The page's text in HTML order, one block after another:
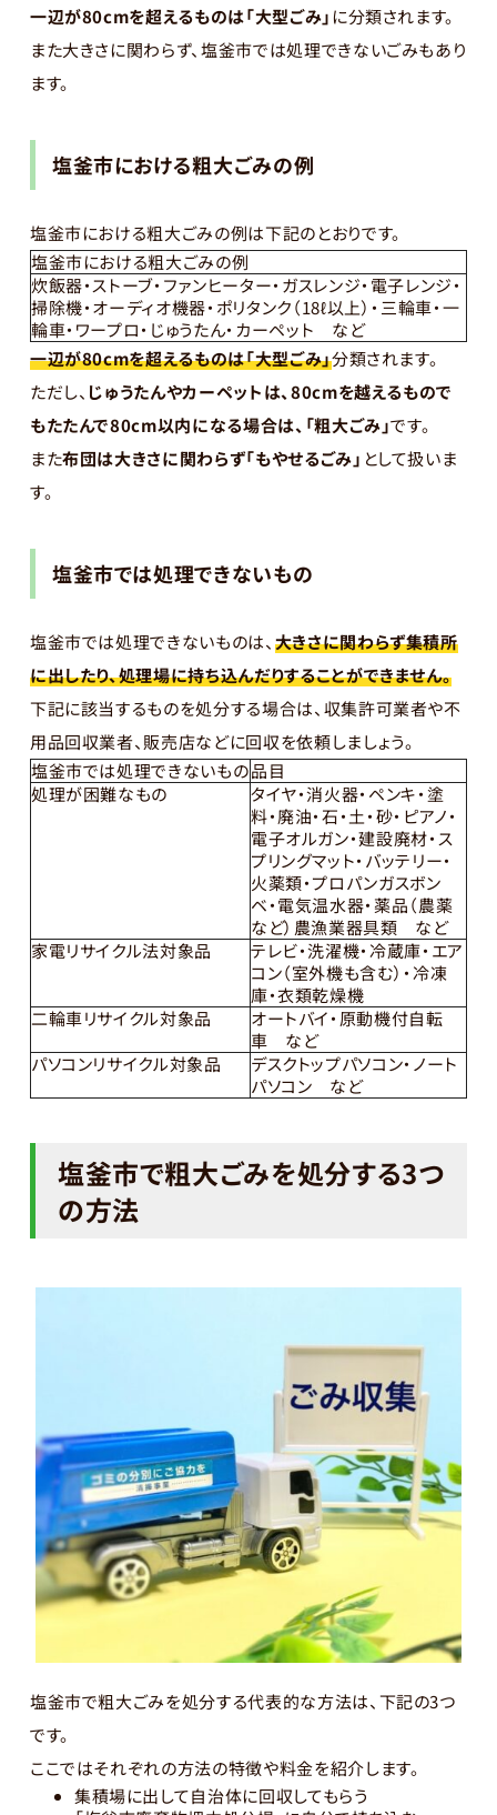
一辺が80cmを超えるものは「大型ごみ」に分類されます。
また大きさに関わらず、塩釜市では処理できないごみもあり
ます。
塩釜市における粗大ごみの例
塩釜市における粗大ごみの例は下記のとおりです。
塩釜市における粗大ごみの例
炊飯器・ストーブ・ファンヒーター・ガスレンジ・電子レンジ・
掃除機・オーディオ機器・ポリタンク（18ℓ以上）・三輪車・一
輪車・ワープロ・じゅうたん・カーペット など
一辺が80cmを超えるものは「大型ごみ」分類されます。
ただし、 じゅうたんやカーペットは、80cmを越えるもので
もたたんで80cm以内になる場合は、「粗大ごみ」です。
また布団は大きさに関わらず「もやせるごみ」 として扱いま
す。
塩釜市では処理できないもの
塩釜市では処理できないものは、 大きさに関わらず集積所
に出したり、処理場に持ち込んだりすることができません。
下記に該当するものを処分する場合は、収集許可業者や不
用品回収業者、販売店などに回収を依頼しましょう。
塩釜市では処理できないもの品目
処理が困難なもの
タイヤ・消火器・ペンキ・塗
料・廃油・石・土・砂・ピアノ・
電子オルガン・建設廃材・ス
プリングマット・バッテリー・
火薬類・プロパンガスボン
ベ・電気温水器・薬品（農薬
など）農漁業器具類 など
家電リサイクル法対象品
テレビ・洗濯機・冷蔵庫・エア
コン（室外機も含む）・冷凍
庫・衣類乾燥機
二輪車リサイクル対象品
オートバイ・原動機付自転
車 など
パソコンリサイクル対象品
デスクトップパソコン・ノート
パソコン など
塩釜市で粗大ごみを処分する3つ
の方法
塩釜市で粗大ごみを処分する代表的な方法は、下記の3つ
です。
ここではそれぞれの方法の特徴や料金を紹介します。
集積場に出して自治体に回収してもらう